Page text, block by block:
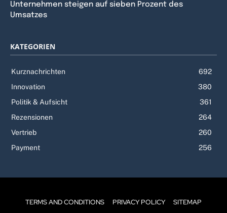
Unternehmen steigen auf sieben Prozent des
Umsatzes
KATEGORIEN
Kurznachrichten
692
Innovation
380
Politik & Aufsicht
361
Rezensionen
264
Vertrieb
260
Payment
256
TERMS AND CONDITIONS PRIVACY POLICY SITEMAP